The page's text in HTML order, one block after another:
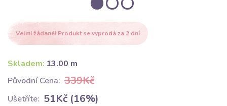
Velmi žádané! Produkt se vyprodá za 2 dní
Skladem: 13.00 m
Původní Cena: 339Kč
Ušetříte: 51Kč (16%)